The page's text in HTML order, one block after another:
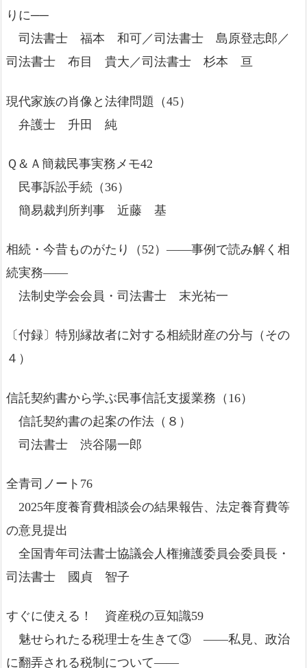
りに──
司法書士 福本 和可／司法書士 島原登志郎／
司法書士 布目 貴大／司法書士 杉本 亘
現代家族の肖像と法律問題（45）
弁護士 升田 純
Ｑ＆Ａ簡裁民事実務メモ42
民事訴訟手続（36）
簡易裁判所判事 近藤 基
相続・今昔ものがたり（52）――事例で読み解く相
続実務――
法制史学会会員・司法書士 末光祐一
〔付録〕特別縁故者に対する相続財産の分与（その
４）
信託契約書から学ぶ民事信託支援業務（16）
信託契約書の起案の作法（８）
司法書士 渋谷陽一郎
全青司ノート76
2025年度養育費相談会の結果報告、法定養育費等
の意見提出
全国青年司法書士協議会人権擁護委員会委員長・
司法書士 國貞 智子
すぐに使える！ 資産税の豆知識59
魅せられたる税理士を生きて③ ――私見、政治
に翻弄される税制について――